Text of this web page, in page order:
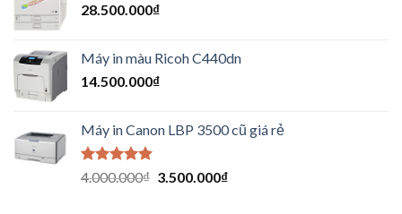
28.500.000₫
Máy in màu Ricoh C440dn
14.500.000₫
Máy in Canon LBP 3500 cũ giá rẻ
Được xếp
4.000.000₫ 3.500.000₫